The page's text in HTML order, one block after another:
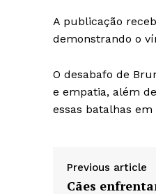
A publicação
demonstrando o
O desabafo de
e empatia, além
essas batalhas em
Previous article
Cães